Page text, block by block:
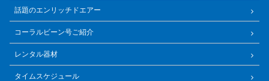
話題のエンリッチドエアー
コーラルビーン号ご紹介
レンタル器材
タイムスケジュール